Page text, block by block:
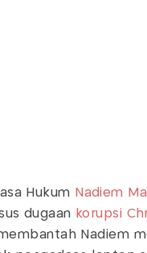
Hukum Nadiem
dugaan korupsi
Nadiem